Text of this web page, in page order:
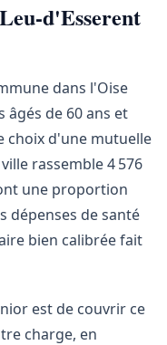
d'Esserent
dans l'Oise
âgés de 60 ans et
choix d'une mutuelle
rassemble 4 576
une proportion
dépenses de santé
bien calibrée fait
est de couvrir ce
charge, en